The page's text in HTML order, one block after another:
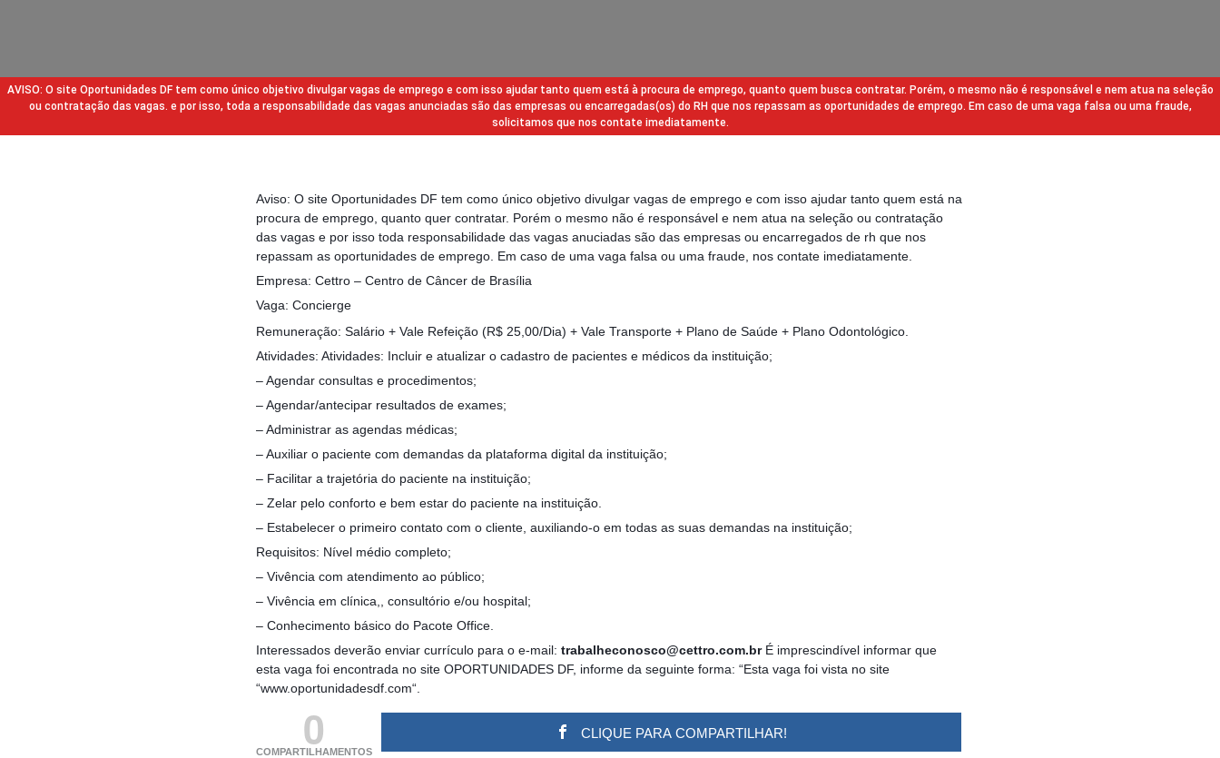
AVISO: O site Oportunidades DF tem como único objetivo divulgar vagas de emprego e com isso ajudar tanto quem está à procura de emprego, quanto quem busca contratar. Porém, o mesmo não é responsável e nem atua na seleção
ou contratação das vagas. e por isso, toda a responsabilidade das vagas anunciadas são das empresas ou encarregadas(os) do RH que nos repassam as oportunidades de emprego. Em caso de uma vaga falsa ou uma fraude,
solicitamos que nos contate imediatamente.
Aviso: O site Oportunidades DF tem como único objetivo divulgar vagas de emprego e com isso ajudar tanto quem está na
procura de emprego, quanto quer contratar. Porém o mesmo não é responsável e nem atua na seleção ou contratação
das vagas e por isso toda responsabilidade das vagas anuciadas são das empresas ou encarregados de rh que nos
repassam as oportunidades de emprego. Em caso de uma vaga falsa ou uma fraude, nos contate imediatamente.
Empresa: Cettro – Centro de Câncer de Brasília
Vaga: Concierge
Remuneração: Salário + Vale Refeição (R$ 25,00/Dia) + Vale Transporte + Plano de Saúde + Plano Odontológico.
Atividades: Atividades: Incluir e atualizar o cadastro de pacientes e médicos da instituição;
– Agendar consultas e procedimentos;
– Agendar/antecipar resultados de exames;
– Administrar as agendas médicas;
– Auxiliar o paciente com demandas da plataforma digital da instituição;
– Facilitar a trajetória do paciente na instituição;
– Zelar pelo conforto e bem estar do paciente na instituição.
– Estabelecer o primeiro contato com o cliente, auxiliando-o em todas as suas demandas na instituição;
Requisitos: Nível médio completo;
– Vivência com atendimento ao público;
– Vivência em clínica,, consultório e/ou hospital;
– Conhecimento básico do Pacote Office.
Interessados deverão enviar currículo para o e-mail: trabalheconosco@cettro.com.brÉ imprescindível informar que
esta vaga foi encontrada no site OPORTUNIDADES DF, informe da seguinte forma: “Esta vaga foi vista no site
“www.oportunidadesdf.com“.
0
COMPARTILHAMENTOS
CLIQUE PARA COMPARTILHAR!